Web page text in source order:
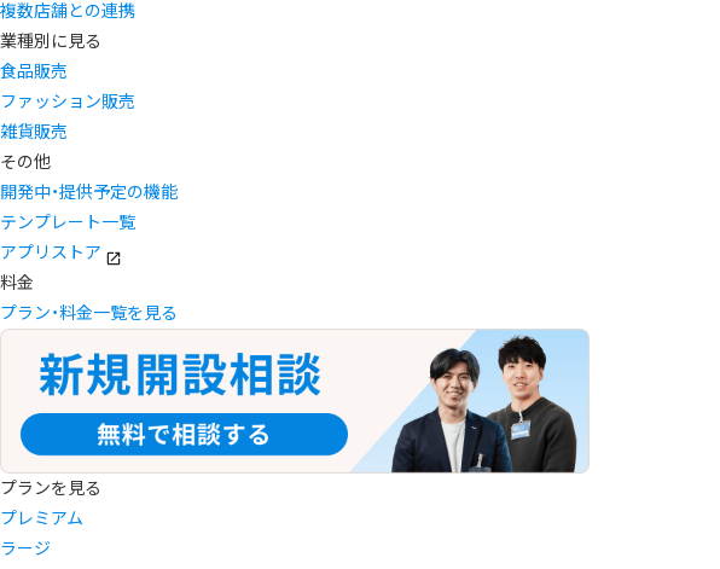
複数店舗との連携
業種別に見る
食品販売
ファッション販売
雑貨販売
その他
開発中・提供予定の機能
テンプレート一覧
アプリストア
料金
プラン・料金一覧を見る
プランを見る
プレミアム
ラージ